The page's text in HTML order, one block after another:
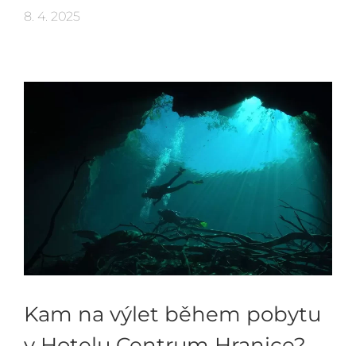
8. 4. 2025
Kam na výlet během pobytu